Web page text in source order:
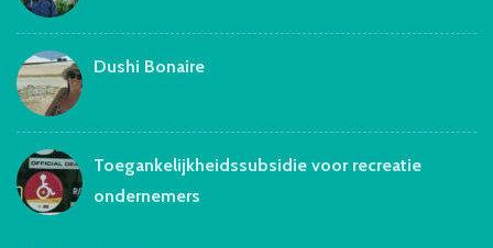
Dushi Bonaire
Toegankelijkheidssubsidie voor recreatie
ondernemers